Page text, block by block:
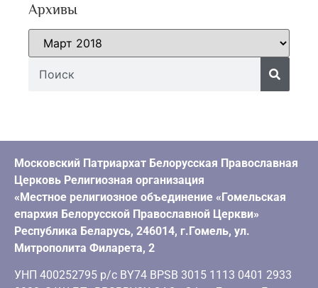
Архивы
Московский Патриархат Белорусская Православная
Церковь Религиозная организация
«Местное религиозное объединение «Гомельская
епархия Белорусской Православной Церкви»
Республика Беларусь, 246014, г.Гомель, ул.
Митрополита Филарета, 2
УНП 400252795 р/с BY74 BPSB 3015 1113 0401 2933